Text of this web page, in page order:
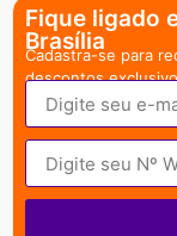
Fique ligado
Brasília
Cadastra-se para
descontos